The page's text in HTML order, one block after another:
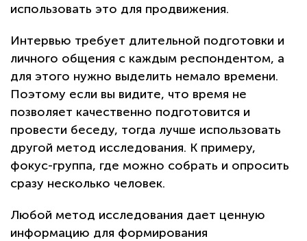
использовать это для продвижения.
Интервью требует длительной подготовки и
личного общения с каждым респондентом, а
для этого нужно выделить немало времени.
Поэтому если вы видите, что время не
позволяет качественно подготовится и
провести беседу, тогда лучше использовать
другой метод исследования. К примеру,
фокус-группа, где можно собрать и опросить
сразу несколько человек.
Любой метод исследования дает ценную
информацию для формирования